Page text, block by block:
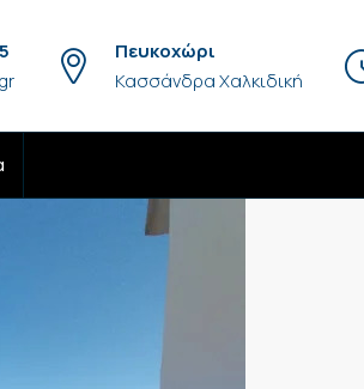
Πευκοχώρι
Κασσάνδρα Χαλκιδική